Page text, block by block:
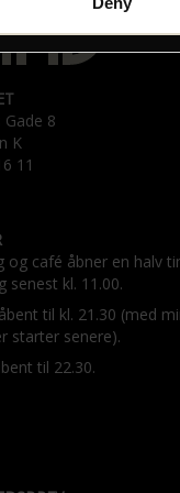
8
K
11
og café åbner en halv
senest kl. 11.00.
til kl. 21.30 (med
starter senere).
til 22.30.